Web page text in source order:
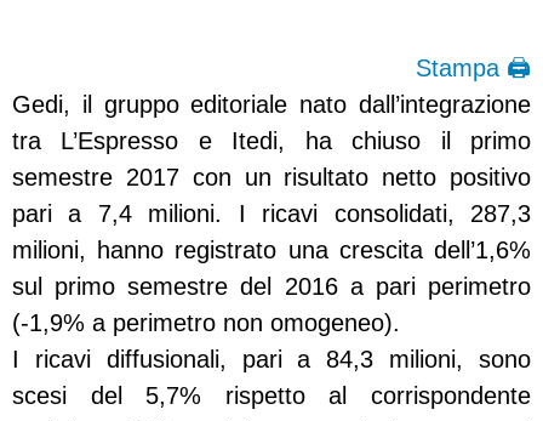
Stampa 🖨
Gedi, il gruppo editoriale nato dall’integrazione
tra L’Espresso e Itedi, ha chiuso il primo
semestre 2017 con un risultato netto positivo
pari a 7,4 milioni. I ricavi consolidati, 287,3
milioni, hanno registrato una crescita dell’1,6%
sul primo semestre del 2016 a pari perimetro
(-1,9% a perimetro non omogeneo).
I ricavi diffusionali, pari a 84,3 milioni, sono
scesi del 5,7% rispetto al corrispondente